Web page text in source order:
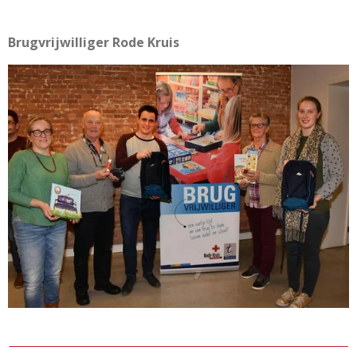
Brugvrijwilliger Rode Kruis